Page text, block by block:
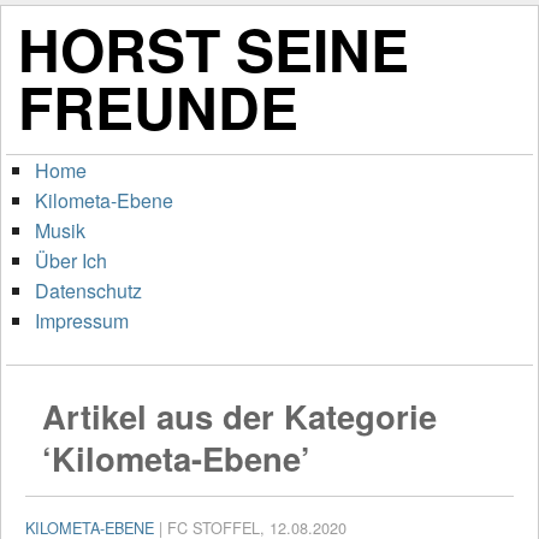
HORST SEINE
FREUNDE
Home
Kilometa-Ebene
Musik
Über Ich
Datenschutz
Impressum
Artikel aus der Kategorie
‘Kilometa-Ebene’
KILOMETA-EBENE | FC STOFFEL, 12.08.2020